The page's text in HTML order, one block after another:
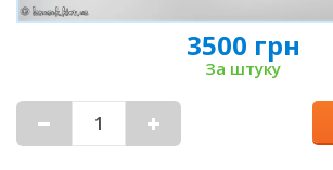
3500 грн
За штуку